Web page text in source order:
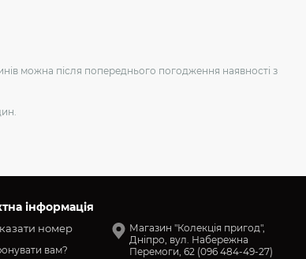
можна після попереднього погодження наявності з
інформація
номер
вам?
Магазин "Колекція пригод",
Дніпро, вул. Набережна
Перемоги, 62 (096 484-49-27)